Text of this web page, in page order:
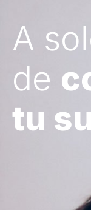
A
de
tu